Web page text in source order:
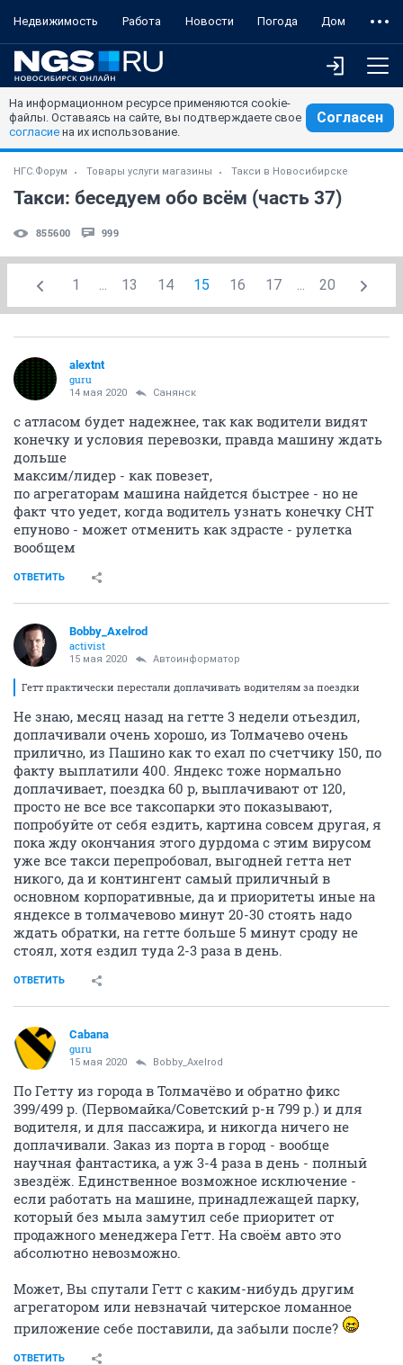
Недвижимость Работа Новости Погода Дом
На информационном ресурсе применяются cookie-
файлы. Оставаясь на сайте, вы подтверждаете свое
согласие на их использование.
Согласен
НГС.Форум Товары услуги магазины Такси в Новосибирске
Такси: беседуем обо всём (часть 37)
855600 999
1 ... 13 14 15 16 17 ... 20
alextnt
guru
14 мая 2020 Санянск
с атласом будет надежнее, так как водители видят
конечку и условия перевозки, правда машину ждать
дольше
максим/лидер - как повезет,
по агрегаторам машина найдется быстрее - но не
факт что уедет, когда водитель узнать конечку СНТ
епуново - может отменить как здрасте - рулетка
вообщем
ОТВЕТИТЬ
Bobby_Axelrod
activist
15 мая 2020 Автоинформатор
Гетт практически перестали доплачивать водителям за поездки
Не знаю, месяц назад на гетте 3 недели отьездил,
доплачивали очень хорошо, из Толмачево очень
прилично, из Пашино как то ехал по счетчику 150, по
факту выплатили 400. Яндекс тоже нормально
доплачивает, поездка 60 р, выплачивают от 120,
просто не все все таксопарки это показывают,
попробуйте от себя ездить, картина совсем другая, я
пока жду окончания этого дурдома с этим вирусом
уже все такси перепробовал, выгодней гетта нет
никого, да и контингент самый приличный в
основном корпоративные, да и приоритеты иные на
яндексе в толмачевово минут 20-30 стоять надо
ждать обратки, на гетте больше 5 минут сроду не
стоял, хотя ездил туда 2-3 раза в день.
ОТВЕТИТЬ
Cabana
guru
15 мая 2020 Bobby_Axelrod
По Гетту из города в Толмачёво и обратно фикс
399/499 р. (Первомайка/Советский р-н 799 р.) и для
водителя, и для пассажира, и никогда ничего не
доплачивали. Заказ из порта в город - вообще
научная фантастика, а уж 3-4 раза в день - полный
звездёж. Единственное возможное исключение -
если работать на машине, принадлежащей парку,
который без мыла замутил себе приоритет от
продажного менеджера Гетт. На своём авто это
абсолютно невозможно.
Может, Вы спутали Гетт с каким-нибудь другим
агрегатором или невзначай читерское ломанное
приложение себе поставили, да забыли после?
ОТВЕТИТЬ